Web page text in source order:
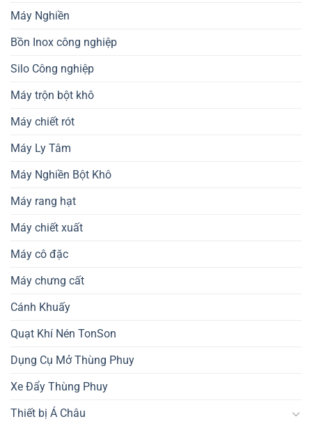
Máy Nghiền
Bồn Inox công nghiệp
Silo Công nghiệp
Máy trộn bột khô
Máy chiết rót
Máy Ly Tâm
Máy Nghiền Bột Khô
Máy rang hạt
Máy chiết xuất
Máy cô đặc
Máy chưng cất
Cánh Khuấy
Quạt Khí Nén TonSon
Dụng Cụ Mở Thùng Phuy
Xe Đẩy Thùng Phuy
Thiết bị Á Châu